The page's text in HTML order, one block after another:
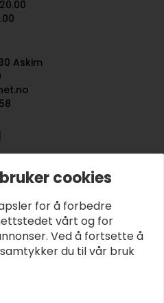
Askim
cookies
for å forbedre
vårt og for
Ved å fortsette å
du til vår bruk